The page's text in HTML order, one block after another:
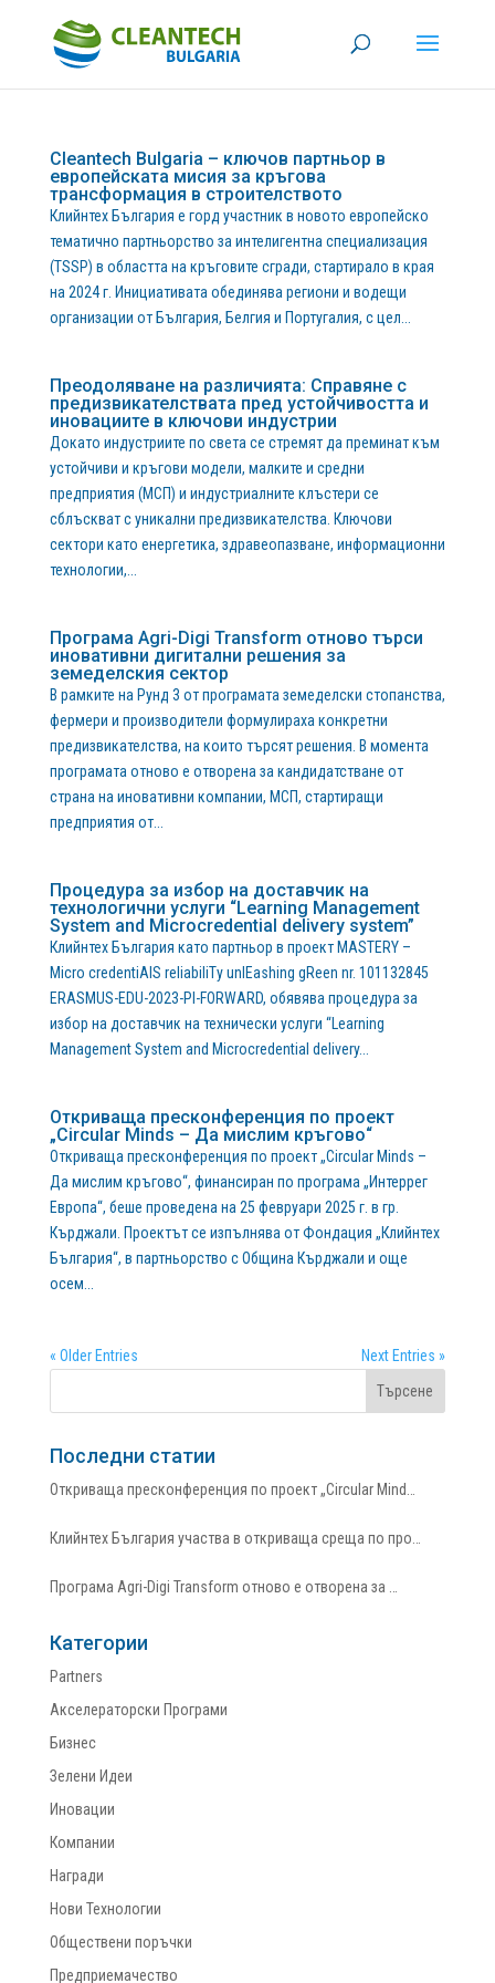
Cleantech Bulgaria – ключов партньор в
европейската мисия за кръгова
трансформация в строителството
Клийнтех България е горд участник в новото европейско
тематично партньорство за интелигентна специализация
(TSSP) в областта на кръговите сгради, стартирало в края
на 2024 г. Инициативата обединява региони и водещи
организации от България, Белгия и Португалия, с цел...
Преодоляване на различията: Справяне с
предизвикателствата пред устойчивостта и
иновациите в ключови индустрии
Докато индустриите по света се стремят да преминат към
устойчиви и кръгови модели, малките и средни
предприятия (МСП) и индустриалните клъстери се
сблъскват с уникални предизвикателства. Ключови
сектори като енергетика, здравеопазване, информационни
технологии,...
Програма Agri-Digi Transform отново търси
иновативни дигитални решения за
земеделския сектор
В рамките на Рунд 3 от програмата земеделски стопанства,
фермери и производители формулираха конкретни
предизвикателства, на които търсят решения. В момента
програмата отново е отворена за кандидатстване от
страна на иновативни компании, МСП, стартиращи
предприятия от...
Процедура за избор на доставчик на
технологични услуги “Learning Management
System and Microcredential delivery system”
Клийнтех България като партньор в проект MASTERY –
Micro credentiAlS reliabiliTy unlEashing gReen nr. 101132845
ERASMUS-EDU-2023-PI-FORWARD, обявява процедура за
избор на доставчик на технически услуги “Learning
Management System and Microcredential delivery...
Откриваща пресконференция по проект
„Circular Minds – Да мислим кръгово“
Откриваща пресконференция по проект „Circular Minds –
Да мислим кръгово“, финансиран по програма „Интеррег
Европа“, беше проведена на 25 февруари 2025 г. в гр.
Кърджали. Проектът се изпълнява от Фондация „Клийнтех
България“, в партньорство с Община Кърджали и още
осем...
« Older Entries Next Entries »
Последни статии
Откриваща пресконференция по проект „Circular Mind…
Клийнтех България участва в откриваща среща по про…
Програма Agri-Digi Transform отново е отворена за …
Категории
Partners
Акселераторски Програми
Бизнес
Зелени Идеи
Иновации
Компании
Награди
Нови Технологии
Обществени поръчки
Предприемачество